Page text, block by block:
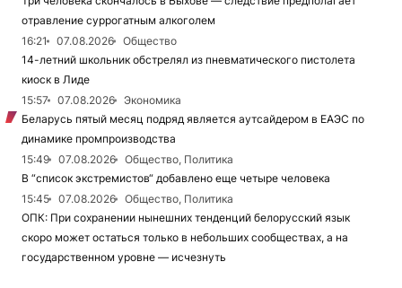
отравление суррогатным алкоголем
16:21
07.08.2026
Общество
14-летний школьник обстрелял из пневматического пистолета
киоск в Лиде
15:57
07.08.2026
Экономика
Беларусь пятый месяц подряд является аутсайдером в ЕАЭС по
динамике промпроизводства
15:49
07.08.2026
Общество, Политика
В “список экстремистов“ добавлено еще четыре человека
15:45
07.08.2026
Общество, Политика
ОПК: При сохранении нынешних тенденций белорусский язык
скоро может остаться только в небольших сообществах, а на
государственном уровне — исчезнуть